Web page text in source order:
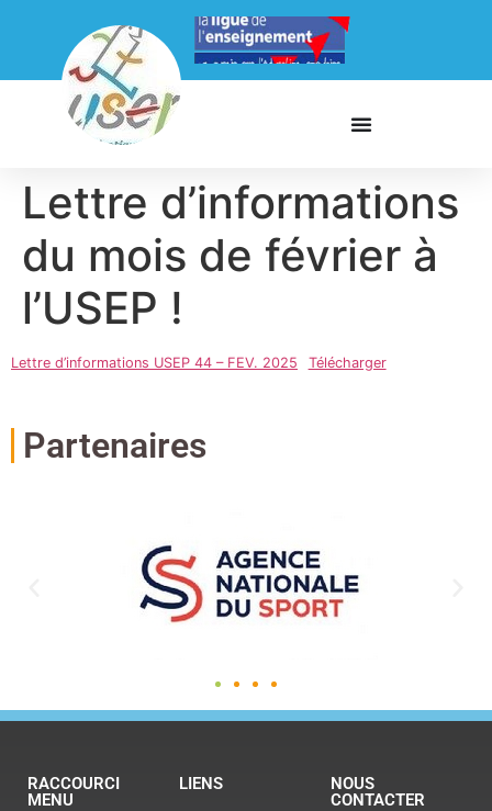
Lettre d’informations
du mois de février à
l’USEP !
Lettre d’informations USEP 44 – FEV. 2025 Télécharger
Partenaires
RACCOURCI
MENU
LIENS
NOUS
CONTACTER